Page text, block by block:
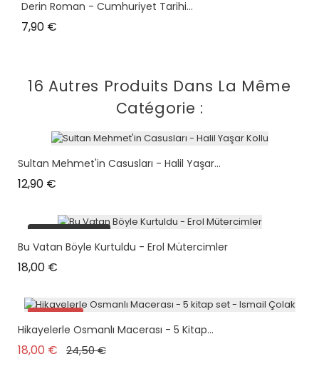
Derin Roman - Cumhuriyet Tarihi...
7,90 €
16 Autres Produits Dans La Même
Catégorie :
Sultan Mehmet'in Casusları - Halil Yaşar...
12,90 €
plus en stock
Bu Vatan Böyle Kurtuldu - Erol Mütercimler
18,00 €
Promo !
plus en stock
Hikayelerle Osmanlı Macerası - 5 Kitap...
18,00 € Prix de base
24,50 €Prix